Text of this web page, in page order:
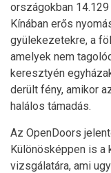
országokban
Kínában erős
gyülekezetekre, a
amelyek nem
keresztyén
derült fény, amikor
halálos támadás.
Az OpenDoors
Különösképpen is a
vizsgálatára, ami